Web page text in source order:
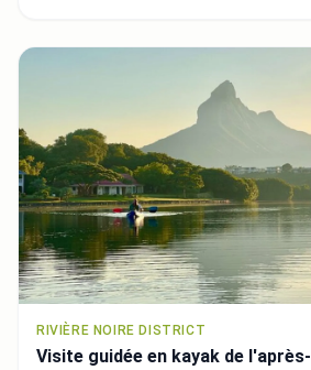
RIVIÈRE NOIRE DISTRICT
Visite guidée en kayak de